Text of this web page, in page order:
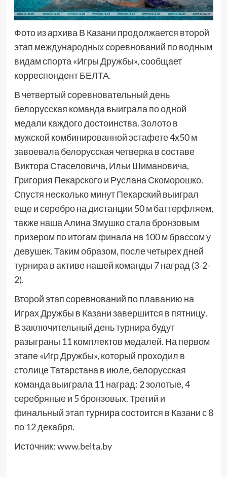
Фото из архива В Казани продолжается второй
этап международных соревнований по водным
видам спорта «Игры Дружбы», сообщает
корреспондент БЕЛТА.
В четвертый соревновательный день
белорусская команда выиграла по одной
медали каждого достоинства. Золото в
мужской комбинированной эстафете 4х50 м
завоевала белорусская четверка в составе
Виктора Стаселовича, Ильи Шимановича,
Григория Пекарского и Руслана Скоморошко.
Спустя несколько минут Пекарский выиграл
еще и серебро на дистанции 50 м баттерфляем,
также наша Алина Змушко стала бронзовым
призером по итогам финала на 100 м брассом у
девушек. Таким образом, после четырех дней
турнира в активе нашей команды 7 наград (3-2-
2).
Второй этап соревнований по плаванию на
Играх Дружбы в Казани завершится в пятницу.
В заключительный день турнира будут
разыграны 11 комплектов медалей. На первом
этапе «Игр Дружбы», который проходил в
столице Татарстана в июле, белорусская
команда выиграла 11 наград: 2 золотые, 4
серебряные и 5 бронзовых. Третий и
финальный этап турнира состоится в Казани с 8
по 12 декабря.
Источник:www.belta.by